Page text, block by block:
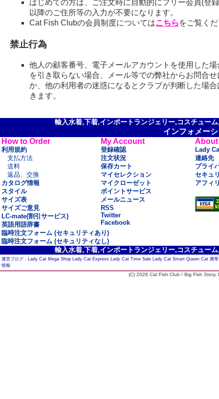
はじめての方は、ご注文時に自動的にフリー会員(登
以降のご住所等の入力が不要になります。
Cat Fish Clubの会員制度についてはこちら をご覧く
禁止行為
他人の顧客番号、電子メールアカウントを使用した
を引き取らない場合、メール等での弊社からお問合
か、他の利用者の迷惑になるとクラブが判断した場
きます。
輸入水着,下着,インポートランジェリー,コスチュー
インフォメー
How to Order
利用規約
支払方法
送料
返品、交換
カタログ情報
スタイル
サイズ表
サイズご意見
LC-mate(割引サービス)
英語用語辞書
My Account
登録確認
注文状況
保存カート
マイセレクション
マイクローゼット
ポイントサービス
メールニュース
RSS
Twitter
Facebook
About
Lady
連絡先
プライ
セキュ
アフィ
臨時注文フォーム (セキュリティあり)
臨時注文フォーム (セキュリティなし)
輸入水着,下着,インポートランジェリー,コスチュー
運営ブログ : Lady Cat Mega Shop Lady Cat Express Lady Cat Time Sale Lady Cat Smart Queen Cat 携
情報
(C) 2026 Cat Fish Club / Big Fish Story,